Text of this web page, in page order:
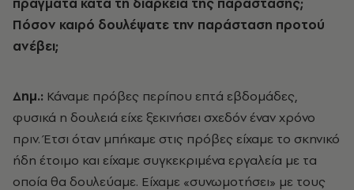
Πόσον καιρό δουλέψατε την παράσταση προτού
ανέβει;
Δημ.: Κάναμε πρόβες περίπου επτά εβδομάδες,
φυσικά η δουλειά είχε ξεκινήσει σχεδόν έναν χρόνο
πριν. Έτσι όταν μπήκαμε στις πρόβες είχαμε το σκηνικό
ήδη έτοιμο και είχαμε συγκεκριμένα εργαλεία με τα
οποία θα δουλεύαμε. Είχαμε «συνωμοτήσει» με τους